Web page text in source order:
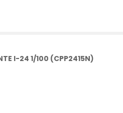
I-24 1/100 (CPP2415N)